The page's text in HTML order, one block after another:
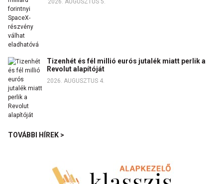
Tizenhét és fél millió eurós jutalék miatt perlik a
Revolut alapítóját
2026. AUGUSZTUS 4.
TOVÁBBI HÍREK >